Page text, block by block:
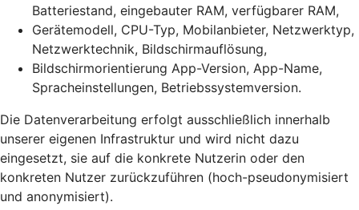
Batteriestand, eingebauter RAM, verfügbarer RAM,
Gerätemodell, CPU-Typ, Mobilanbieter, Netzwerktyp,
Netzwerktechnik, Bildschirmauflösung,
Bildschirmorientierung App-Version, App-Name,
Spracheinstellungen, Betriebssystemversion.
Die Datenverarbeitung erfolgt ausschließlich innerhalb
unserer eigenen Infrastruktur und wird nicht dazu
eingesetzt, sie auf die konkrete Nutzerin oder den
konkreten Nutzer zurückzuführen (hoch-pseudonymisiert
und anonymisiert).